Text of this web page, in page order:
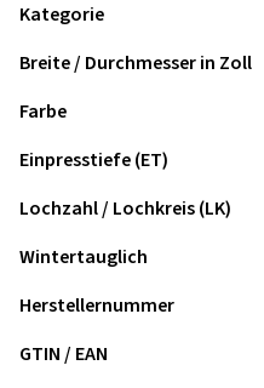
Kategorie
Breite / Durchmesser in Zoll
Farbe
Einpresstiefe (ET)
Lochzahl / Lochkreis (LK)
Wintertauglich
Herstellernummer
GTIN / EAN